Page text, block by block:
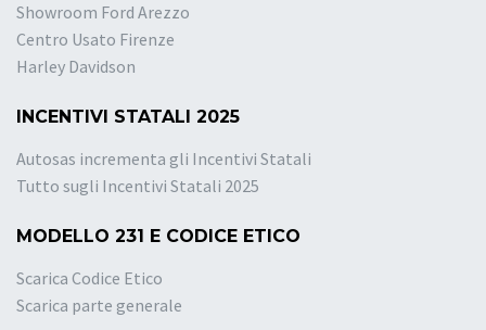
Showroom Ford Arezzo
Centro Usato Firenze
Harley Davidson
INCENTIVI STATALI 2025
Autosas incrementa gli Incentivi Statali
Tutto sugli Incentivi Statali 2025
MODELLO 231 E CODICE ETICO
Scarica Codice Etico
Scarica parte generale